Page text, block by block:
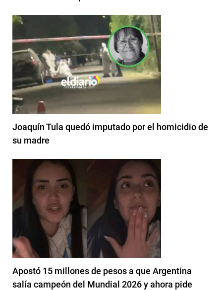
Joaquín Tula quedó imputado por el homicidio de
su madre
Apostó 15 millones de pesos a que Argentina
salía campeón del Mundial 2026 y ahora pide